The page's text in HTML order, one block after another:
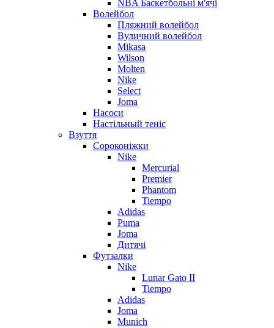
NBA Баскетбольні м'ячі
Волейбол
Пляжний волейбол
Вуличний волейбол
Mikasa
Wilson
Molten
Nike
Select
Joma
Насоси
Настільный теніс
Взуття
Сороконіжки
Nike
Mercurial
Premier
Phantom
Tiempo
Adidas
Puma
Joma
Дитячі
Футзалки
Nike
Lunar Gato II
Tiempo
Adidas
Joma
Munich